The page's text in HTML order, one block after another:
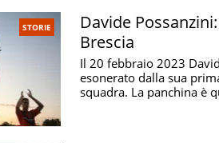
STORIE
Davide
Brescia
Il 20 febbraio 2023
esonerato dalla sua
squadra. La panchina è